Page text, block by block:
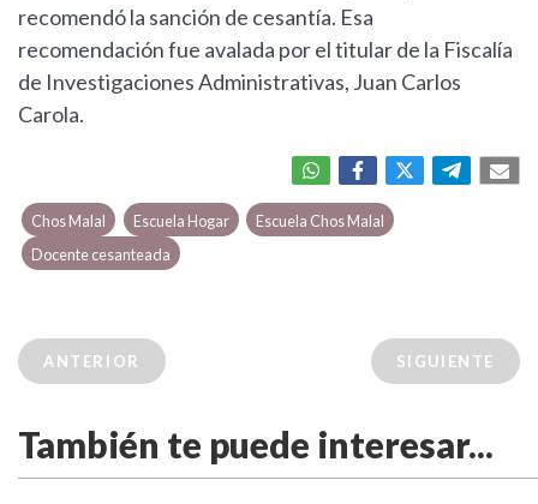
recomendó la sanción de cesantía. Esa
recomendación fue avalada por el titular de la Fiscalía
de Investigaciones Administrativas, Juan Carlos
Carola.
Chos Malal Escuela Hogar
Escuela Chos Malal
Docente cesanteada
ANTERIOR SIGUIENTE
También te puede interesar...